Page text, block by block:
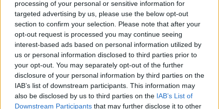
processing of your personal or sensitive information for
targeted advertising by us, please use the below opt-out
section to confirm your selection. Please note that after your
opt-out request is processed you may continue seeing
interest-based ads based on personal information utilized by
us or personal information disclosed to third parties prior to
your opt-out. You may separately opt-out of the further
disclosure of your personal information by third parties on the
IAB’s list of downstream participants. This information may
also be disclosed by us to third parties on the IAB’s List of
Downstream Participants that may further disclose it to other
Publicidad